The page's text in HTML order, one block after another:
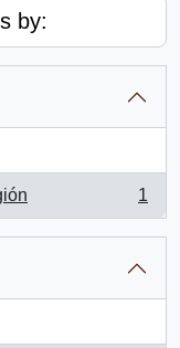
by:
1